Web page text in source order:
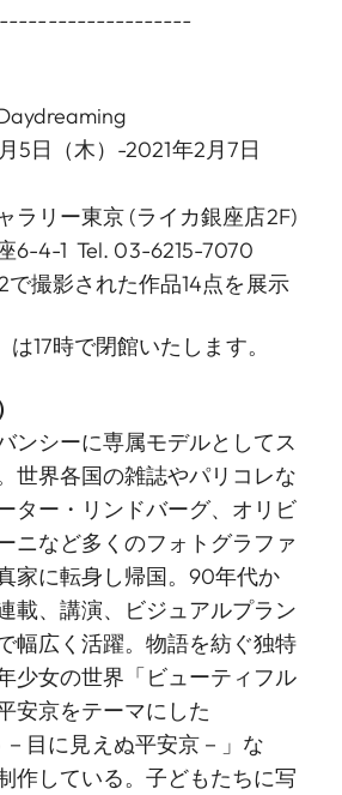
5日（木）-2021年2月7日
ラリー東京 (ライカ銀座店2F)
6-4-1 Tel. 03-6215-7070
で撮影された作品14点を展示
17時で閉館いたします。
ンシーに専属モデルとしてス
世界各国の雑誌やパリコレな
ター・リンドバーグ、オリビ
ニなど多くのフォトグラファ
家に転身し帰国。90年代か
載、講演、ビジュアルプラン
幅広く活躍。物語を紡ぐ独特
少女の世界「ビューティフル
安京をテーマにした
－目に見えぬ平安京－」な
作している。子どもたちに写